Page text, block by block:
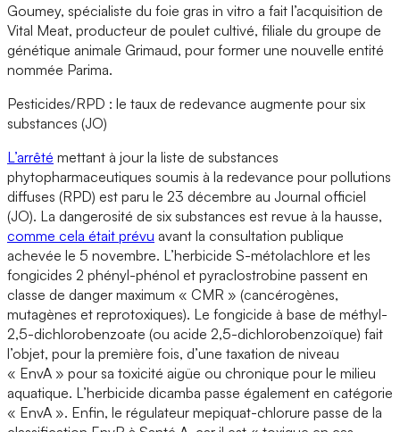
Goumey, spécialiste du foie gras in vitro a fait l’acquisition de
Vital Meat, producteur de poulet cultivé, filiale du groupe de
génétique animale Grimaud, pour former une nouvelle entité
nommée Parima.
Pesticides/RPD : le taux de redevance augmente pour six
substances (JO)
L’arrêté mettant à jour la liste de substances
phytopharmaceutiques soumis à la redevance pour pollutions
diffuses (RPD) est paru le 23 décembre au Journal officiel
(JO). La dangerosité de six substances est revue à la hausse,
comme cela était prévu avant la consultation publique
achevée le 5 novembre. L’herbicide S-métolachlore et les
fongicides 2 phényl-phénol et pyraclostrobine passent en
classe de danger maximum « CMR » (cancérogènes,
mutagènes et reprotoxiques). Le fongicide à base de méthyl-
2,5-dichlorobenzoate (ou acide 2,5-dichlorobenzoïque) fait
l’objet, pour la première fois, d’une taxation de niveau
« EnvA » pour sa toxicité aigüe ou chronique pour le milieu
aquatique. L’herbicide dicamba passe également en catégorie
« EnvA ». Enfin, le régulateur mepiquat-chlorure passe de la